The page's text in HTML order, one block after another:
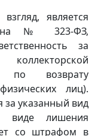
является
№ 323-ФЗ,
за
по возврату
лиц).
указанный вид
виде лишения
со штрафом в